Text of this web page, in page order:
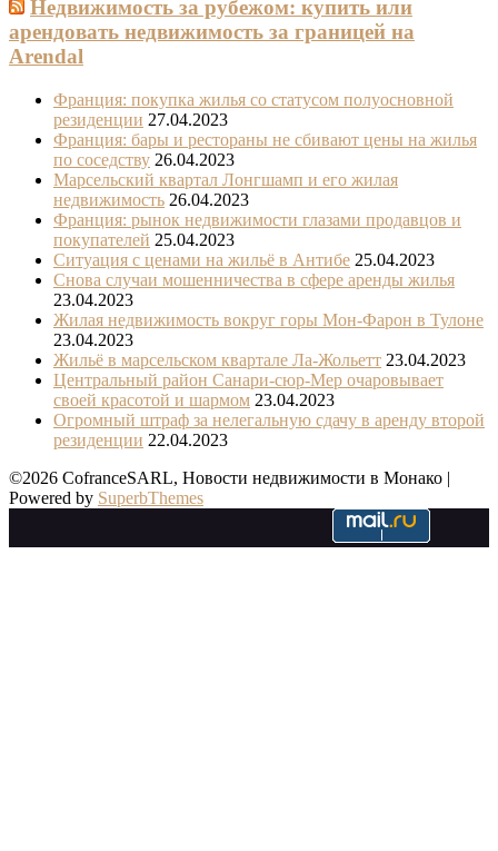
Недвижимость за рубежом: купить или
арендовать недвижимость за границей на
Arendal
Франция: покупка жилья со статусом полуосновной
резиденции 27.04.2023
Франция: бары и рестораны не сбивают цены на жилья
по соседству 26.04.2023
Марсельский квартал Лонгшамп и его жилая
недвижимость 26.04.2023
Франция: рынок недвижимости глазами продавцов и
покупателей 25.04.2023
Ситуация с ценами на жильё в Антибе 25.04.2023
Снова случаи мошенничества в сфере аренды жилья
23.04.2023
Жилая недвижимость вокруг горы Мон-Фарон в Тулоне
23.04.2023
Жильё в марсельском квартале Ла-Жольетт 23.04.2023
Центральный район Санари-сюр-Мер очаровывает
своей красотой и шармом 23.04.2023
Огромный штраф за нелегальную сдачу в аренду второй
резиденции 22.04.2023
©2026 CofranceSARL, Новости недвижимости в Монако |
Powered by SuperbThemes